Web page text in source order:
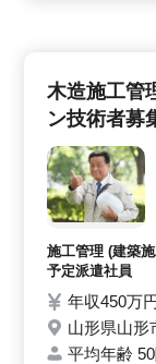
で、幅広い医
できます。
のバランスを
厚生と勤務環
備されている
す。保育所完
す。また、通
る負担も軽減
木造施工管
ン技術者募
施工管理 (建築
予定派遣社員
年収450万
山形県山
平均年齢